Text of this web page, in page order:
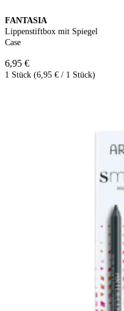
FANTASIA
Lippenstiftbox mit Spiegel
Case
6,95 €
1 Stück (6,95 € / 1 Stück)